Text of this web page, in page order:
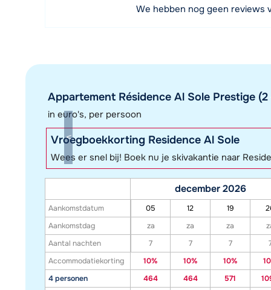
We hebben nog geen reviews
Appartement Résidence Al Sole Prestige
in euro's, per persoon
Vroegboekkorting Residence Al Sole
Wees er snel bij! Boek nu je skivakantie naar
Aankomstdatum
Aankomstdag
Aantal nachten
Accommodatiekorting
4 personen
december 2026
05 12 19
za
za za
7
7 7
10%
10% 10%
464
464 571